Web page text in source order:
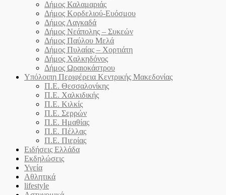
Δήμος Καλαμαριάς
Δήμος Κορδελιού-Ευόσμου
Δήμος Λαγκαδά
Δήμος Νεάπολης – Συκεών
Δήμος Παύλου Μελά
Δήμος Πυλαίας – Χορτιάτη
Δήμος Χαλκηδόνος
Δήμος Ωραιοκάστρου
Υπόλοιπη Περιφέρεια Κεντρικής Μακεδονίας
Π.Ε. Θεσσαλονίκης
Π.Ε. Χαλκιδικής
Π.Ε. Κιλκίς
Π.Ε. Σερρών
Π.Ε. Ημαθίας
Π.Ε. Πέλλας
Π.Ε. Πιερίας
Ειδήσεις Ελλάδα
Εκδηλώσεις
Υγεία
Αθλητικά
lifestyle